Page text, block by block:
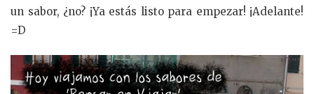
un sabor, ¿no? ¡Ya estás listo para empezar! ¡Adelante!
=D